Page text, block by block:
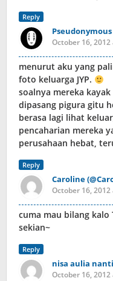
Reply
Pseudonymous
October 16,
menurut aku yang
foto keluarga JYP.
soalnya mereka
dipasang pigura gitu
berasa lagi lihat
pencaharian mereka
perusahaan hebat,
Reply
Caroline
October 16,
cuma mau bilang kalo
sekian~
Reply
nisa aulia
October 16,